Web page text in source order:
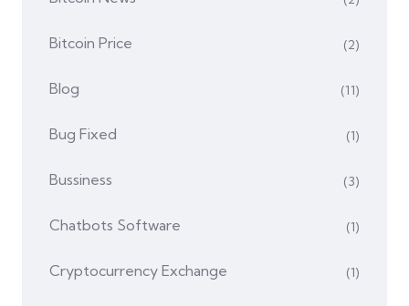
Bitcoin Price (2)
Blog (11)
Bug Fixed (1)
Bussiness (3)
Chatbots Software (1)
Cryptocurrency Exchange (1)